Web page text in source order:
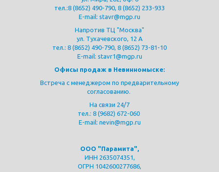
тел.:8 (8652) 490-790, 8 (8652) 233-933
E-mail: stavr@mgp.ru
Напротив ТЦ "Москва"
ул. Тухачевского, 12 А
тел.: 8 (8652) 490-790, 8 (8652) 73-81-10
E-mail: stavr1@mgp.ru
Офисы продаж в Невинномыске:
Встреча с менеджером по предварительному
согласованию.
На связи 24/7
тел.: 8 (9682) 672-060
E-mail: nevin@mgp.ru
ООО "Парамита",
ИНН 2635074351,
ОГРН 1042600277686,